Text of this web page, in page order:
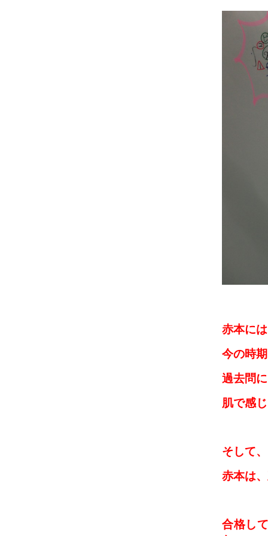
赤本に
今の時
過去問
肌で感
そして
赤本は
合格し